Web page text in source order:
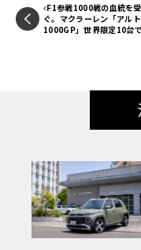
F1参戦1000戦の血統を
ぐ。マクラーレン「アル
1000GP」世界限定10台